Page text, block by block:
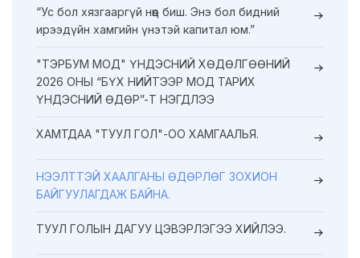
“Ус бол хязгааргүй нөөц биш. Энэ бол бидний
ирээдүйн хамгийн үнэтэй капитал юм.”
"ТЭРБУМ МОД" ҮНДЭСНИЙ ХӨДӨЛГӨӨНИЙ
2026 ОНЫ “БҮХ НИЙТЭЭР МОД ТАРИХ
ҮНДЭСНИЙ ӨДӨР”-Т НЭГДЛЭЭ
ХАМТДАА "ТУУЛ ГОЛ"-ОО ХАМГААЛЬЯ.
НЭЭЛТТЭЙ ХААЛГАНЫ ӨДӨРЛӨГ ЗОХИОН
БАЙГУУЛАГДАЖ БАЙНА.
ТУУЛ ГОЛЫН ДАГУУ ЦЭВЭРЛЭГЭЭ ХИЙЛЭЭ.